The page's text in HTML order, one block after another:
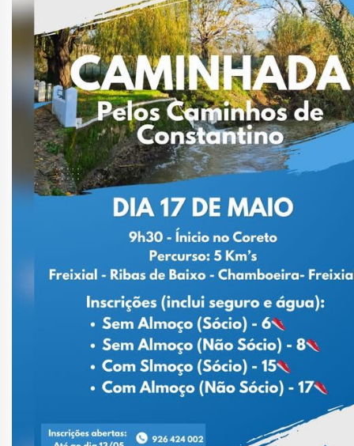
Freixial